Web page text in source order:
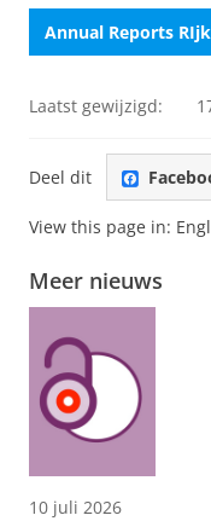
Annual Reports
Laatst gewijzigd:
Deel dit
View this page in:
Meer nieuws
10 juli 2026